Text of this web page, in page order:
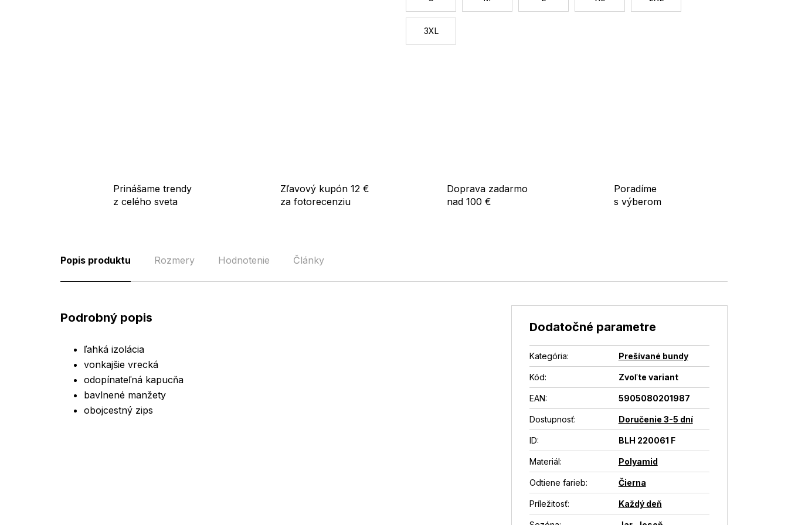
3XL
Prinášame trendy
z celého sveta
Zľavový kupón 12 €
za fotorecenziu
Doprava zadarmo
nad 100 €
Poradíme
s výberom
Popis produktu Rozmery Hodnotenie Články
Podrobný popis
ľahká izolácia
vonkajšie vrecká
odopínateľná kapucňa
bavlnené manžety
obojcestný zips
Dodatočné parametre
Kategória: Prešívané bundy
Kód: Zvoľte variant
EAN: 5905080201987
Dostupnosť: Doručenie 3-5 dní
ID: BLH 220061 F
Materiál: Polyamid
Odtiene farieb: Čierna
Príležitosť: Každý deň